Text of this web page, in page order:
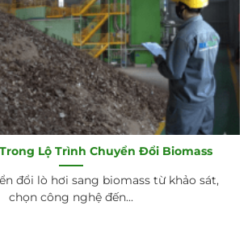
Lộ Trình Chuyển Đổi Biomass
đổi lò hơi sang biomass từ khảo sát,
chọn công nghệ đến...